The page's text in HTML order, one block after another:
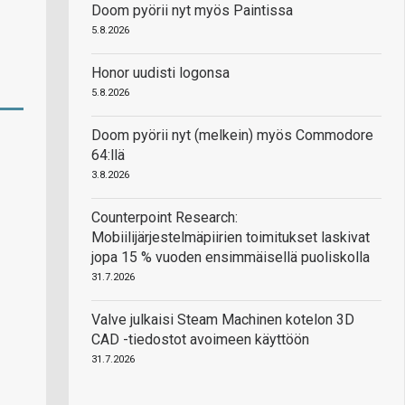
Doom pyörii nyt myös Paintissa
5.8.2026
Honor uudisti logonsa
5.8.2026
Doom pyörii nyt (melkein) myös Commodore
64:llä
3.8.2026
Counterpoint Research:
Mobiilijärjestelmäpiirien toimitukset laskivat
jopa 15 % vuoden ensimmäisellä puoliskolla
31.7.2026
Valve julkaisi Steam Machinen kotelon 3D
CAD -tiedostot avoimeen käyttöön
31.7.2026